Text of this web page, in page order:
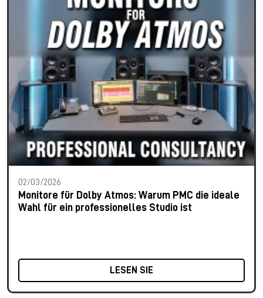
02/03/2026
Monitore für Dolby Atmos: Warum PMC die ideale
Wahl für ein professionelles Studio ist
LESEN SIE